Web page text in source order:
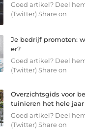
Goed artikel? Deel
(Twitter) Share on
Je bedrijf promoten:
er?
Goed artikel? Deel
(Twitter) Share on
Overzichtsgids voor
tuinieren het hele jaar
Goed artikel? Deel
(Twitter) Share on